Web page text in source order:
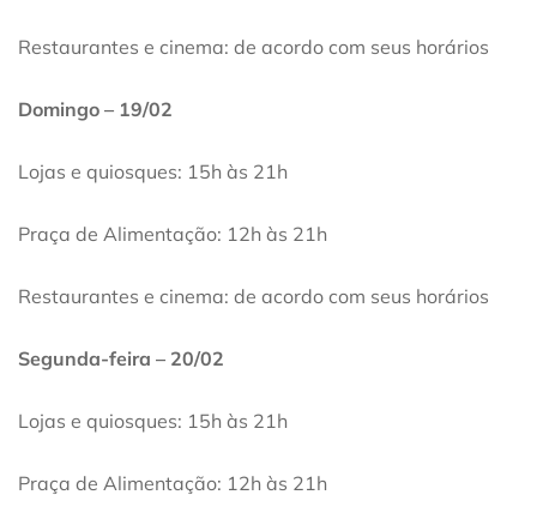
Restaurantes e cinema: de acordo com seus horários
Domingo – 19/02
Lojas e quiosques: 15h às 21h
Praça de Alimentação: 12h às 21h
Restaurantes e cinema: de acordo com seus horários
Segunda-feira – 20/02
Lojas e quiosques: 15h às 21h
Praça de Alimentação: 12h às 21h